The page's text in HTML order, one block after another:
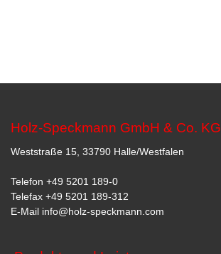
Holz-Speckmann GmbH & Co. KG
Weststraße 15, 33790 Halle/Westfalen
Telefon +49 5201 189-0
Telefax +49 5201 189-312
E-Mail info@holz-speckmann.com